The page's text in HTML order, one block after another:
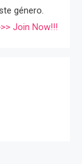
género.
Join Now!!!